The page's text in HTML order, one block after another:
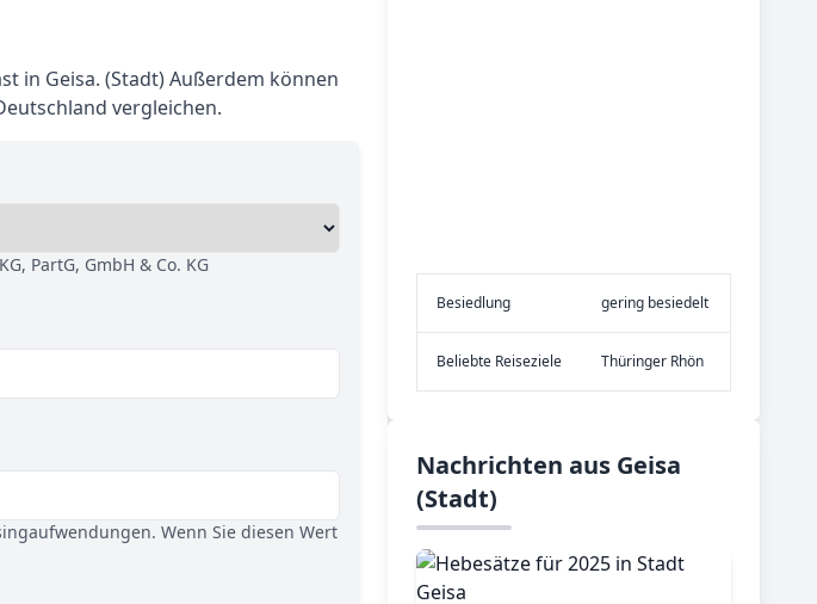
in Geisa. (Stadt) Außerdem können
vergleichen.
PartG, GmbH & Co. KG
Wenn Sie diesen Wert
Be­sied­lung gering besiedelt
Be­lieb­te Rei­se­zie­le Thüringer Rhön
Nachrichten aus Geisa
(Stadt)